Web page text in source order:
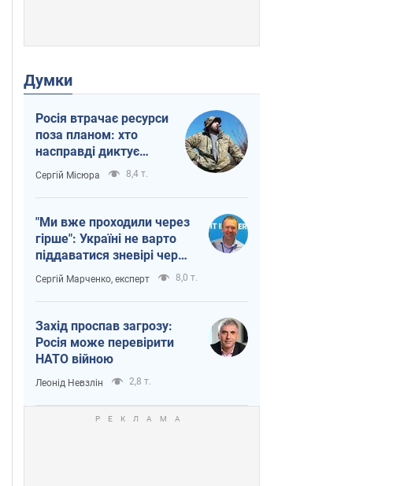
Думки
Росія втрачає ресурси
поза планом: хто
насправді диктує
темп війни
Сергій Місюра 8,4 т.
"Ми вже проходили через
гірше": Україні не варто
піддаватися зневірі через
ракетний терор
Сергій Марченко, експерт 8,0 т.
Захід проспав загрозу:
Росія може перевірити
НАТО війною
Леонід Невзлін 2,8 т.